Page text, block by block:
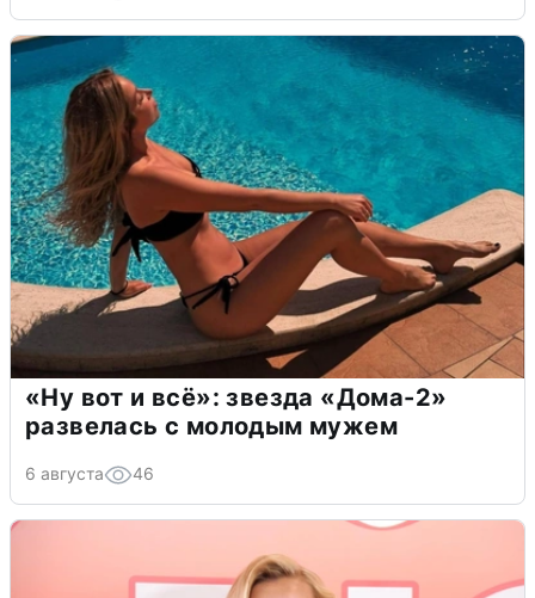
«Ну вот и всё»: звезда «Дома-2»
развелась с молодым мужем
6 августа 46